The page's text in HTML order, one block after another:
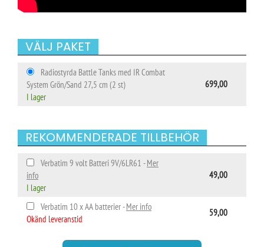
VÄLJ PAKET
Radiostyrda Battle Tanks med IR Combat
System Grön/Sand 27,5 cm (2 st)
I lager
699,00
REKOMMENDERADE TILLBEHÖR
Verbatim 9 volt Batteri 9V/6LR61 -Mer
info
I lager
49,00
Verbatim 10 x AA batterier -Mer info
Okänd leveranstid
59,00